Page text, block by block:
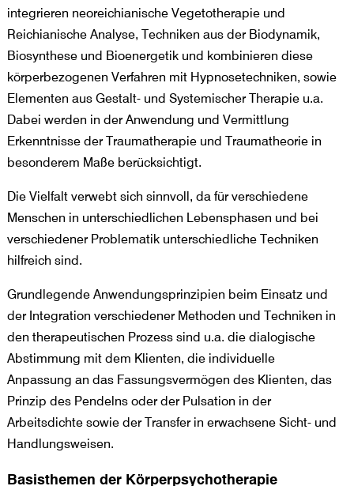
integrieren neoreichianische Vegetotherapie und
Reichianische Analyse, Techniken aus der Biodynamik,
Biosynthese und Bioenergetik und kombinieren diese
körperbezogenen Verfahren mit Hypnosetechniken, sowie
Elementen aus Gestalt- und Systemischer Therapie u.a.
Dabei werden in der Anwendung und Vermittlung
Erkenntnisse der Traumatherapie und Traumatheorie in
besonderem Maße berücksichtigt.
Die Vielfalt verwebt sich sinnvoll, da für verschiedene
Menschen in unterschiedlichen Lebensphasen und bei
verschiedener Problematik unterschiedliche Techniken
hilfreich sind.
Grundlegende Anwendungsprinzipien beim Einsatz und
der Integration verschiedener Methoden und Techniken in
den therapeutischen Prozess sind u.a. die dialogische
Abstimmung mit dem Klienten, die individuelle
Anpassung an das Fassungsvermögen des Klienten, das
Prinzip des Pendelns oder der Pulsation in der
Arbeitsdichte sowie der Transfer in erwachsene Sicht- und
Handlungsweisen.
Basisthemen der Körperpsychotherapie